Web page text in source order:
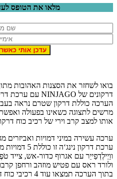
מלאו את הטופס
בואו לשחזר את הסצנות האהובות
מרשים לתצוגה כשאינו בפעולה
אותו למצב קרב וירי של רכיב כוח
ערכה עשירה במיני דמויות ואביזרים
ווַיְילְדְפַייֵר עם אגרוף כדור-אש, צייד
ולורד ראס עם פטיש מוזהב ורחפן
בתוך הערכה תמצאו עוד 4 רכיבי כוח דרקון בצבעים שונים.